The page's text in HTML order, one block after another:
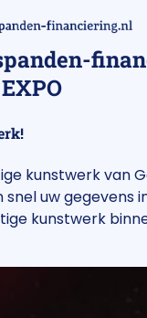
kunstwerk van
snel uw gegevens
kunstwerk